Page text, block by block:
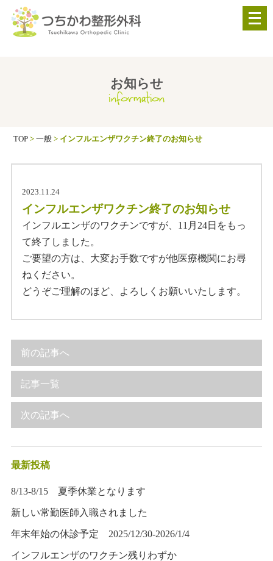
メ
ニ
お知らせ
information
TOP >一般 > インフルエンザワクチン終了のお知らせ
2023.11.24
インフルエンザワクチン終了のお知らせ
インフルエンザのワクチンですが、11月24日をもっ
て終了しました。
ご要望の方は、大変お手数ですが他医療機関にお尋
ねください。
どうぞご理解のほど、よろしくお願いいたします。
前の記事へ
記事一覧
次の記事へ
最新投稿
8/13-8/15 夏季休業となります
新しい常勤医師入職されました
年末年始の休診予定 2025/12/30-2026/1/4
インフルエンザのワクチン残りわずか